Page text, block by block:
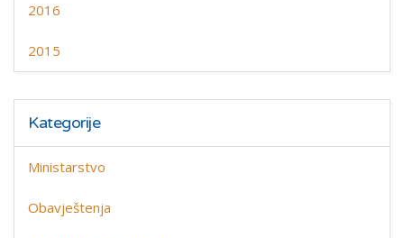
2016
2015
Kategorije
Ministarstvo
Obavještenja